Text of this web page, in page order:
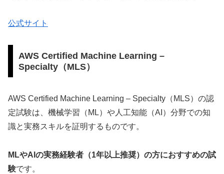
公式サイト
AWS Certified Machine Learning –
Specialty（MLS）
AWS Certified Machine Learning – Specialty（MLS）の認
定試験は、機械学習（ML）や人工知能（AI）分野での知
識と実務スキルを証明するものです。
MLやAIの実務経験者（1年以上推奨）の方におすすめの試
験です。